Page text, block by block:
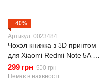
−40%
Артикул: 0023484
Чохол книжка з 3D принтом
для Xiaomi Redmi Note 5A з
екошкіри із підставкою та
магнитом чорна gd2
299 грн 500 грн
Немає в наявності